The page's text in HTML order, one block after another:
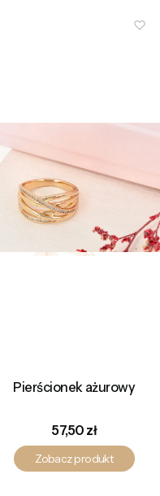
Pierścionek ażurowy
Cena
57,50 zł
Zobacz produkt